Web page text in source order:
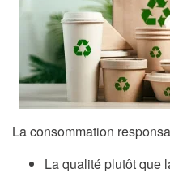
La consommation
La qualité plutôt que